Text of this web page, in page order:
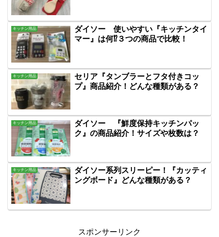
キッチン用品
ダイソー 使いやすい『キッチンタイ
マー』は何⁉３つの商品で比較！
キッチン用品
セリア『タンブラーとフタ付きコッ
プ』商品紹介！どんな種類がある？
キッチン用品
ダイソー 『鮮度保持キッチンパッ
ク』の商品紹介！サイズや枚数は？
キッチン用品
ダイソー系列スリーピー！『カッティ
ングボード』どんな種類がある？
スポンサーリンク